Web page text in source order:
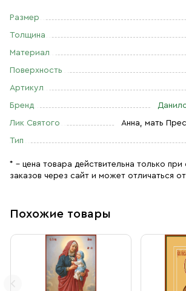
Размер
Толщина
Материал
Поверхность
Артикул
Бренд
Лик Святого Анна, мать
Тип
* – цена товара действительна только
заказов через сайт и может отличаться
Похожие товары